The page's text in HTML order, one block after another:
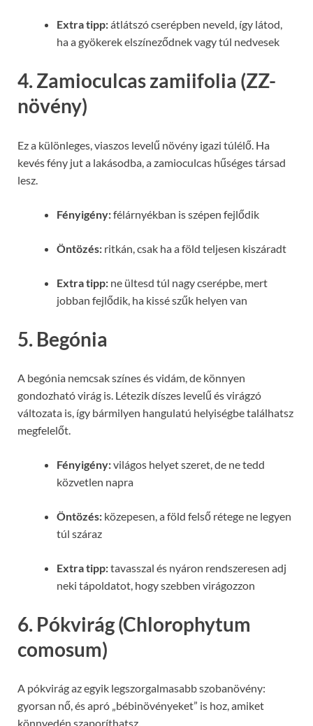
Extra tipp:átlátszó cserépben neveld, így látod,
ha a gyökerek elszíneződnek vagy túl nedvesek
4. Zamioculcas zamiifolia (ZZ-
növény)
Ez a különleges, viaszos levelű növény igazi túlélő. Ha
kevés fény jut a lakásodba, a zamioculcas hűséges társad
lesz.
Fényigény:félárnyékban is szépen fejlődik
Öntözés: ritkán, csak ha a föld teljesen kiszáradt
Extra tipp: ne ültesd túl nagy cserépbe, mert
jobban fejlődik, ha kissé szűk helyen van
5. Begónia
A begónia nemcsak színes és vidám, de könnyen
gondozható virág is. Létezik díszes levelű és virágzó
változata is, így bármilyen hangulatú helyiségbe találhatsz
megfelelőt.
Fényigény:világos helyet szeret, de ne tedd
közvetlen napra
Öntözés: közepesen, a föld felső rétege ne legyen
túl száraz
Extra tipp:tavasszal és nyáron rendszeresen adj
neki tápoldatot, hogy szebben virágozzon
6. Pókvirág (Chlorophytum
comosum)
A pókvirág az egyik legszorgalmasabb szobanövény:
gyorsan nő, és apró „bébinövényeket” is hoz, amiket
könnyedén szaporíthatsz.